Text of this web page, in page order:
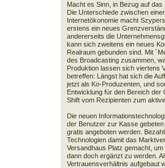
Macht es Sinn, in Bezug auf
Die Unterschiede zwischen
Internetökonomie macht
erstens ein neues
andererseits die
kann sich zweitens ein neues
Realraum gebunden sind. Mit
des Broadcasting zusammen,
Produktion lassen sich viertens
betreffen: Längst hat sich die
jetzt als Ko-Produzenten, und
Entwicklung für den Bereich der
Shift vom Rezipienten zum
Die neuen
der Benutzer zur Kasse
gratis angeboten werden.
Technologien damit das
Versandhaus Platz gemacht,
dann doch ergänzt zu werden.
Vertrauensverhältnis aufgebaut